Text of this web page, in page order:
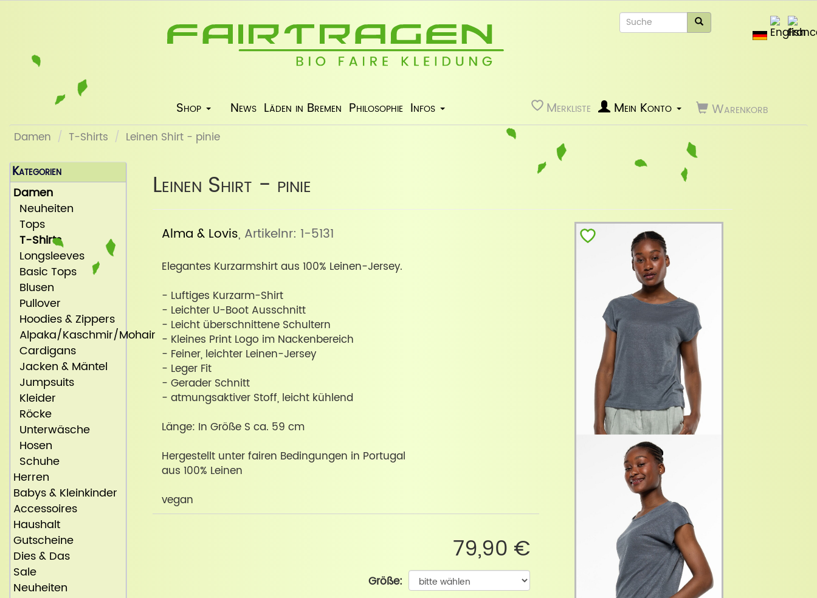
Shop News Läden in Bremen Philosophie Infos Merkliste Warenkorb
Mein Konto
Damen T-Shirts Leinen Shirt - pinie
Leinen Shirt - pinie
Alma & Lovis, Artikelnr: 1-5131
Elegantes Kurzarmshirt aus 100% Leinen-Jersey.
- Luftiges Kurzarm-Shirt
- Leichter U-Boot Ausschnitt
- Leicht überschnittene Schultern
- Kleines Print Logo im Nackenbereich
- Feiner, leichter Leinen-Jersey
- Leger Fit
- Gerader Schnitt
- atmungsaktiver Stoff, leicht kühlend
Länge: In Größe S ca. 59 cm
Hergestellt unter fairen Bedingungen in Portugal
aus 100% Leinen
vegan
79,90 €
Größe:
Kategorien
Damen
Neuheiten
Tops
T-Shirts
Longsleeves
Basic Tops
Blusen
Pullover
Hoodies & Zippers
Alpaka/Kaschmir/Mohair
Cardigans
Jacken & Mäntel
Jumpsuits
Kleider
Röcke
Unterwäsche
Hosen
Schuhe
Herren
Babys & Kleinkinder
Accessoires
Haushalt
Gutscheine
Dies & Das
Sale
Neuheiten